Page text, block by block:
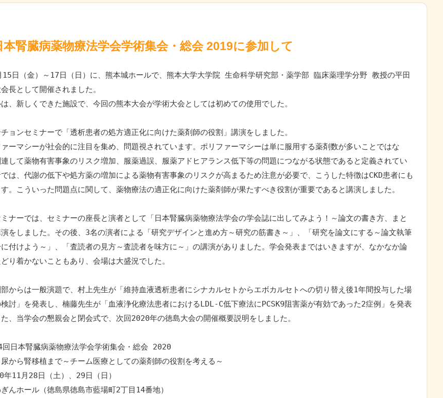
本腎臓病薬物療法学会学術集会・総会 2019に参加して
15日（金）～17日（日）に、熊本城ホールで、熊本大学大学院 生命科学研究部・薬学部 臨床薬理学分野 教授の平田
長として開催されました。
、新しくできた施設で、今回の熊本大会が学術大会としては初めての使用でした。
ョンセミナーで「透析患者の処方適正化に向けた薬剤師の役割」講演をしました。
ーマシーが社会的に注目を集め、問題視されています。ポリファーマシーは単に服用する薬剤数が多いことではな
連して薬物有害事象のリスク増加、服薬過誤、服薬アドヒアランス低下等の問題につながる状態であると定義されてい
は、代謝の低下や処方薬の増加による薬物有害事象のリスクが高まるため注意が必要で、こうした特徴はCKD患者にも
。こういった問題点に関して、薬物療法の適正化に向けた薬剤師が果たすべき役割が重要であると講演しました。
ナーでは、セミナーの座長と演者として「日本腎臓病薬物療法学会の学会誌に出してみよう！～論文の書き方、まと
をしました。その後、3名の演者による「研究デザインと進め方～研究の筋書き～」、「研究を論文にする～論文執筆
付けよう～」、「査読者の見方～査読者を味方に～」の講演がありました。学会発表まではいきますが、なかなか論
り着かないこともあり、会場は大盛況でした。
からは一般演題で、村上先生が「維持血液透析患者にシナカルセトからエボカルセトへの切り替え後1年間投与した場
討」を発表し、楠藤先生が「血液浄化療法患者におけるLDL-C低下療法にPCSK9阻害薬が有効であった2症例」を発表
、当学会の懇親会と閉会式で、次回2020年の徳島大会の開催概要説明をしました。
回日本腎臓病薬物療法学会学術集会・総会 2020
から腎移植まで～チーム医療としての薬剤師の役割を考える～
年11月28日（土）、29日（日）
んホール（徳島県徳島市藍場町2丁目14番地）